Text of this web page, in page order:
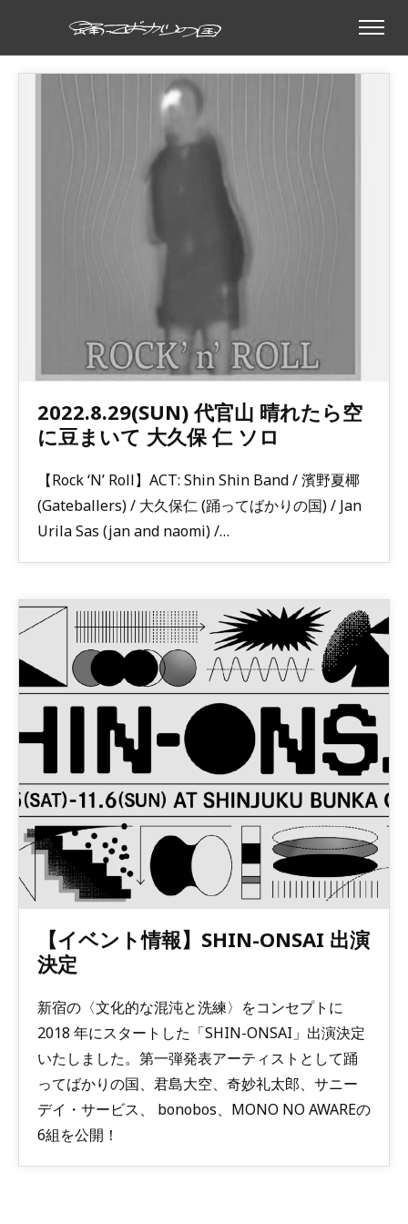
2022.8.29(SUN) 代官山 晴れたら空
に豆まいて 大久保 仁 ソロ
【Rock ‘N’ Roll】ACT: Shin Shin Band / 濱野夏椰
(Gateballers) / 大久保仁 (踊ってばかりの国) / Jan
Urila Sas (jan and naomi) /…
【イベント情報】SHIN-ONSAI 出演
決定
新宿の〈文化的な混沌と洗練〉をコンセプトに
2018 年にスタートした「SHIN-ONSAI」出演決定
いたしました。第一弾発表アーティストとして踊
ってばかりの国、君島大空、奇妙礼太郎、サニー
デイ・サービス、 bonobos、MONO NO AWAREの
6組を公開！